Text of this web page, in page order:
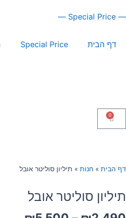
לתוכן
— Special Price —
דף הבית Special Price
0עגלת
דף הבית » חנות » תיליון סוליטר אובל
תיליון סוליטר אובל